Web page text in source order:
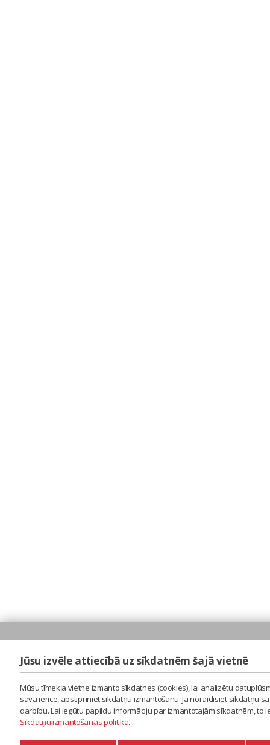
Jūsu izvēle attiecībā uz sīkdatnēm šajā vietnē
Mūsu tīmekļa vietne izmanto sīkdatnes (cookies), lai analizētu
savā ierīcē, apstipriniet sīkdatņu izmantošanu. Ja noraidīsiet sīkdatņu
darbību. Lai iegūtu papildu informāciju par izmantotajām sīkdatnēm,
Sīkdatņu izmantošanas politika.